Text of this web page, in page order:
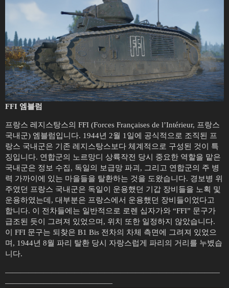
FFI 엠블럼
프랑스 레지스탕스의 FFI (Forces Françaises de l’Intérieur, 프랑스
국내군) 엠블럼입니다. 1944년 2월 1일에 공식적으로 조직된 프
랑스 국내군은 기존 레지스탕스보다 체계적으로 구성된 것이 특
징입니다. 연합군의 노르망디 상륙작전 당시 중요한 역할을 맡은
국내군은 정보 수집, 독일의 보급망 파괴, 그리고 연합군의 주 병
력 가까이에 있는 마을들을 탈환하는 것을 도왔습니다. 경보병 위
주였던 프랑스 국내군은 독일이 운용했던 기갑 장비들을 노획 및
운용하였는데, 대부분은 프랑스에서 운용했던 장비들이었다고
합니다. 이 전차들에는 일반적으로 로렌 십자가와 “FFI” 문구가
급조된 듯이 그려져 있었으며, 위치 또한 일정하지 않았습니다.
이 FFI 문구는 되찾은 B1 Bis 전차의 차체 측면에 그려져 있었으
며, 1944년 8월 파리 탈환 당시 자랑스럽게 파리의 거리를 누볐습
니다.
————————————————————————————
——————————————